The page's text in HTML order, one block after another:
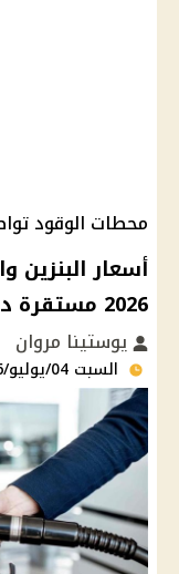
محطات الوقود
2026 مستقرة دون زيادة وترقب لجنة التسعير
يوستينا مروان
السبت 04/يوليو/2026 - 12:13 ص